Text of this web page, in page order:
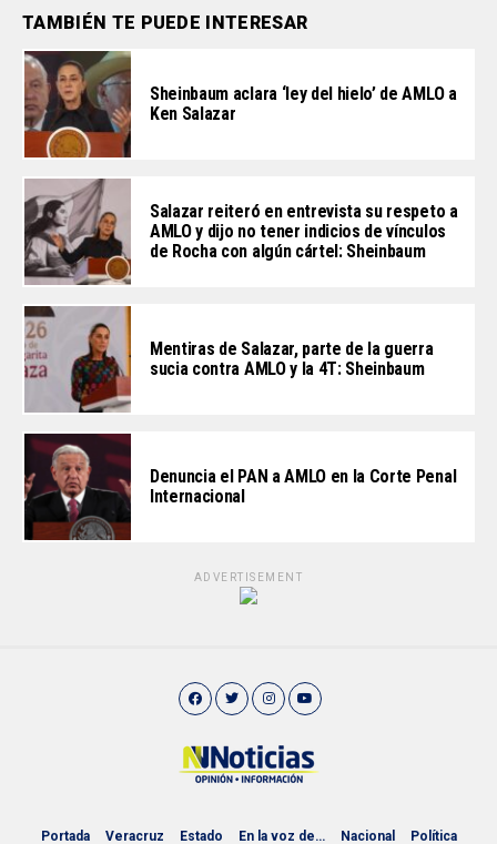
TAMBIÉN TE PUEDE INTERESAR
Sheinbaum aclara ‘ley del hielo’ de AMLO a
Ken Salazar
Salazar reiteró en entrevista su respeto a
AMLO y dijo no tener indicios de vínculos
de Rocha con algún cártel: Sheinbaum
Mentiras de Salazar, parte de la guerra
sucia contra AMLO y la 4T: Sheinbaum
Denuncia el PAN a AMLO en la Corte Penal
Internacional
ADVERTISEMENT
Portada Veracruz Estado En la voz de… Nacional Política